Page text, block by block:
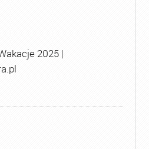
2025 |